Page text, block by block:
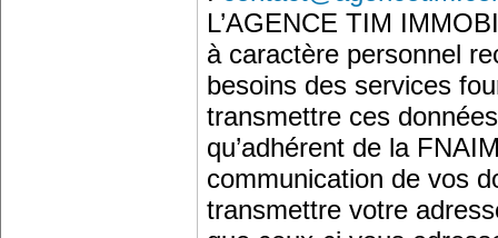
L’AGENCE TIM
à caractère personnel
besoins des services
transmettre ces
qu’adhérent de la
communication de vos
transmettre votre